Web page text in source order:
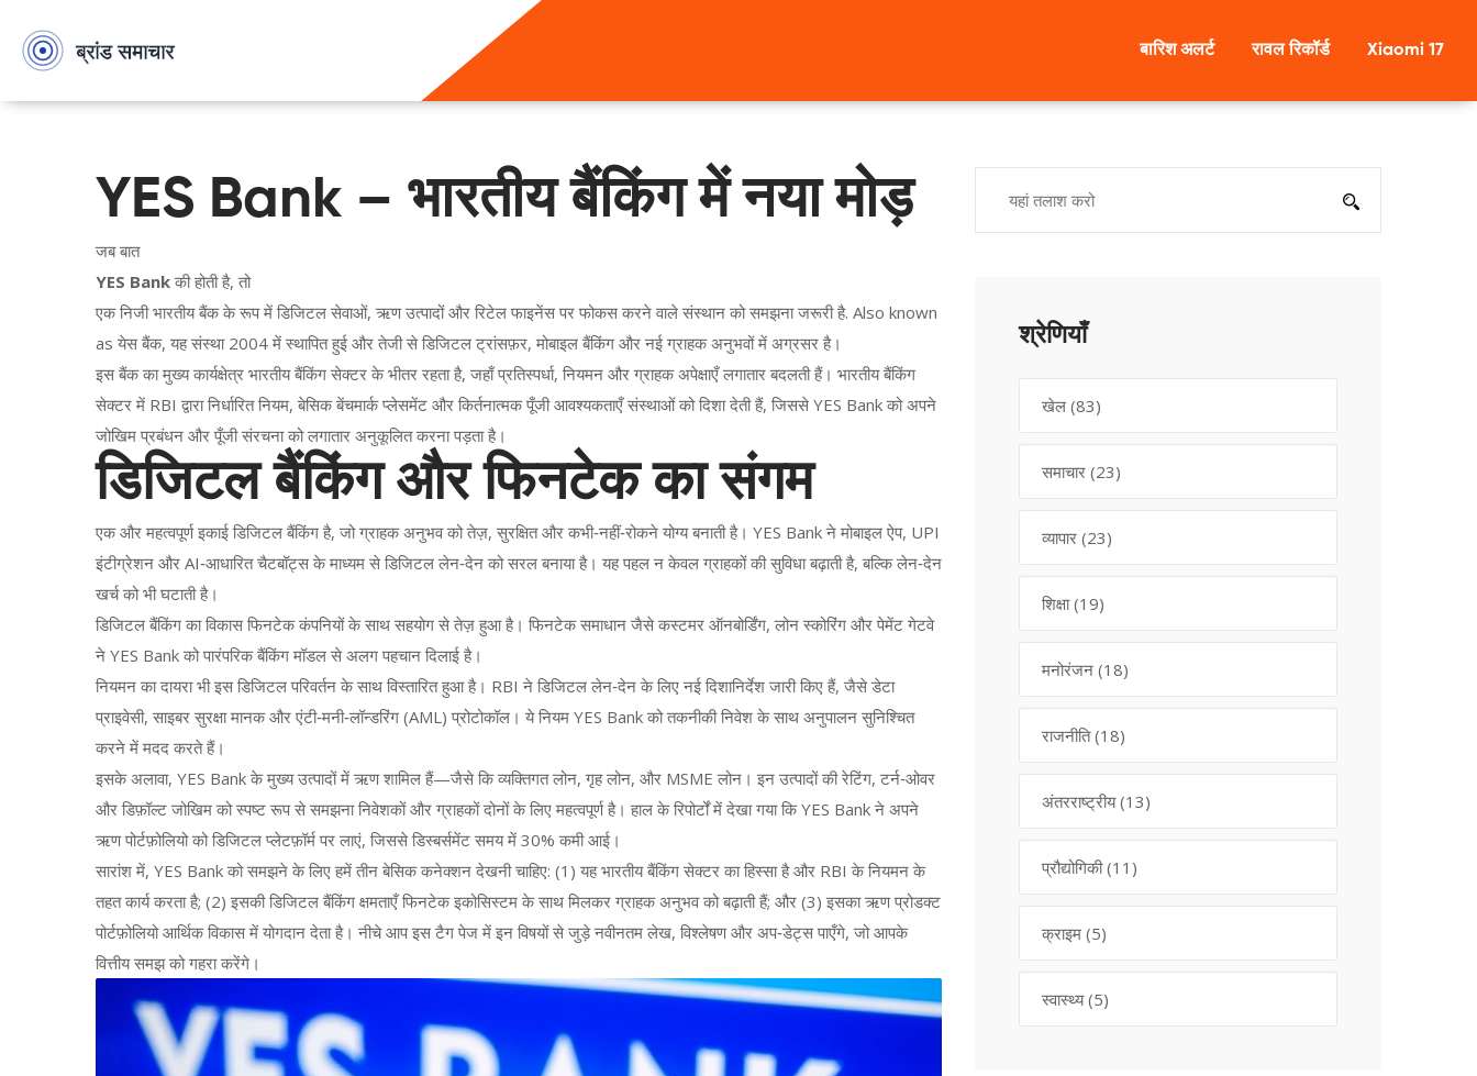
बारिश अलर्ट रावल रिकॉर्ड Xiaomi 17
YES Bank – भारतीय बैंकिंग में नया मोड़
जब बात
YES Bank की होती है, तो
एक निजी भारतीय बैंक के रूप में डिजिटल सेवाओं, ऋण उत्पादों और रिटेल फाइनेंस पर फोकस करने वाले संस्थान को समझना जरूरी है. Also known
as येस बैंक, यह संस्था 2004 में स्थापित हुई और तेजी से डिजिटल ट्रांसफ़र, मोबाइल बैंकिंग और नई ग्राहक अनुभवों में अग्रसर है।
इस बैंक का मुख्य कार्यक्षेत्र भारतीय बैंकिंग सेक्टर के भीतर रहता है, जहाँ प्रतिस्पर्धा, नियमन और ग्राहक अपेक्षाएँ लगातार बदलती हैं। भारतीय बैंकिंग
सेक्टर में RBI द्वारा निर्धारित नियम, बेसिक बेंचमार्क प्लेसमेंट और किर्तनात्मक पूँजी आवश्यकताएँ संस्थाओं को दिशा देती हैं, जिससे YES Bank को अपने
जोखिम प्रबंधन और पूँजी संरचना को लगातार अनुकूलित करना पड़ता है।
डिजिटल बैंकिंग और फिनटेक का संगम
एक और महत्वपूर्ण इकाई डिजिटल बैंकिंग है, जो ग्राहक अनुभव को तेज़, सुरक्षित और कभी‑नहीं‑रोकने योग्य बनाती है। YES Bank ने मोबाइल ऐप, UPI
इंटीग्रेशन और AI‑आधारित चैटबॉट्स के माध्यम से डिजिटल लेन‑देन को सरल बनाया है। यह पहल न केवल ग्राहकों की सुविधा बढ़ाती है, बल्कि लेन‑देन
खर्च को भी घटाती है।
डिजिटल बैंकिंग का विकास फिनटेक कंपनियों के साथ सहयोग से तेज़ हुआ है। फिनटेक समाधान जैसे कस्टमर ऑनबोर्डिंग, लोन स्कोरिंग और पेमेंट गेटवे
ने YES Bank को पारंपरिक बैंकिंग मॉडल से अलग पहचान दिलाई है।
नियमन का दायरा भी इस डिजिटल परिवर्तन के साथ विस्तारित हुआ है। RBI ने डिजिटल लेन‑देन के लिए नई दिशानिर्देश जारी किए हैं, जैसे डेटा
प्राइवेसी, साइबर सुरक्षा मानक और एंटी‑मनी‑लॉन्डरिंग (AML) प्रोटोकॉल। ये नियम YES Bank को तकनीकी निवेश के साथ अनुपालन सुनिश्चित
करने में मदद करते हैं।
इसके अलावा, YES Bank के मुख्य उत्पादों में ऋणशामिल हैं—जैसे कि व्यक्तिगत लोन, गृह लोन, और MSME लोन। इन उत्पादों की रेटिंग, टर्न‑ओवर
और डिफ़ॉल्ट जोखिम को स्पष्ट रूप से समझना निवेशकों और ग्राहकों दोनों के लिए महत्वपूर्ण है। हाल के रिपोर्टों में देखा गया कि YES Bank ने अपने
ऋण पोर्टफ़ोलियो को डिजिटल प्लेटफ़ॉर्म पर लाएं, जिससे डिस्बर्समेंट समय में 30% कमी आई।
सारांश में, YES Bank को समझने के लिए हमें तीन बेसिक कनेक्शन देखनी चाहिए: (1) यह भारतीय बैंकिंग सेक्टर का हिस्सा है और RBI के नियमन के
तहत कार्य करता है; (2) इसकी डिजिटल बैंकिंग क्षमताएँ फिनटेक इकोसिस्टम के साथ मिलकर ग्राहक अनुभव को बढ़ाती हैं; और (3) इसका ऋण प्रोडक्ट
पोर्टफ़ोलियो आर्थिक विकास में योगदान देता है। नीचे आप इस टैग पेज में इन विषयों से जुड़े नवीनतम लेख, विश्लेषण और अप‑डेट्स पाएँगे, जो आपके
वित्तीय समझ को गहरा करेंगे।
श्रेणियाँ
खेल (83)
समाचार (23)
व्यापार (23)
शिक्षा(19)
मनोरंजन (18)
राजनीति(18)
अंतरराष्ट्रीय(13)
प्रौद्योगिकी(11)
क्राइम (5)
स्वास्थ्य(5)